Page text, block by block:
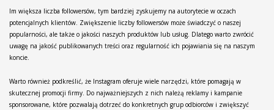
Im większa liczba followersów, tym bardziej zyskujemy na autorytecie w oczach
potencjalnych klientów. Zwiększenie liczby followersów może świadczyć o naszej
popularności, ale także o jakości naszych produktów lub usług. Dlatego warto zwrócić
uwagę na jakość publikowanych treści oraz regularność ich pojawiania się na naszym
koncie.
Warto również podkreślić, że Instagram oferuje wiele narzędzi, które pomagają w
skutecznej promocji firmy. Do najważniejszych z nich należą reklamy i kampanie
sponsorowane, które pozwalają dotrzeć do konkretnych grup odbiorców i zwiększyć